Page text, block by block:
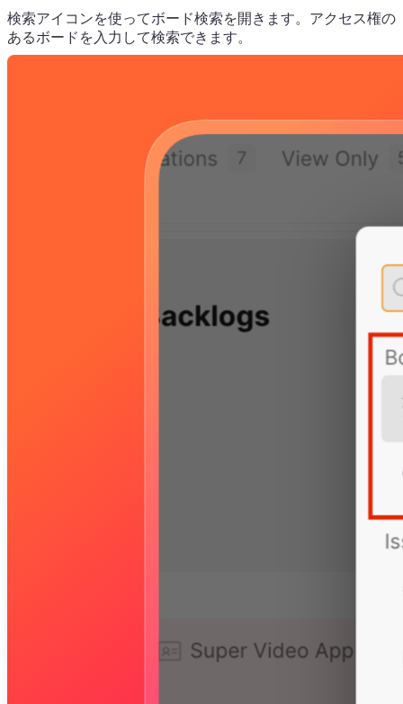
検索アイコンを使ってボード検索を開きます。アクセス権の
あるボードを入力して検索できます。